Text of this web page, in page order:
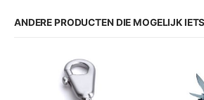
ANDERE PRODUCTEN DIE MOGELIJK